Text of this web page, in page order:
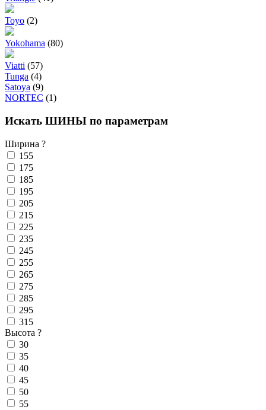
Toyo (2)
Yokohama (80)
Viatti (57)
Tunga (4)
Satoya (9)
NORTEC (1)
Искать ШИНЫ по параметрам
Ширина ?
155
175
185
195
205
215
225
235
245
255
265
275
285
295
315
Высота ?
30
35
40
45
50
55